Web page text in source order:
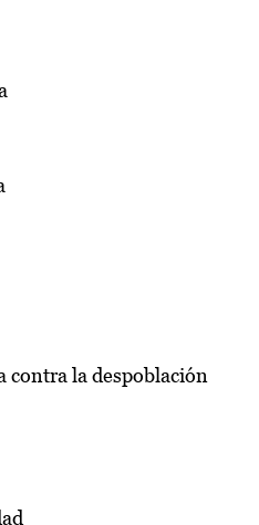
contra la despoblación